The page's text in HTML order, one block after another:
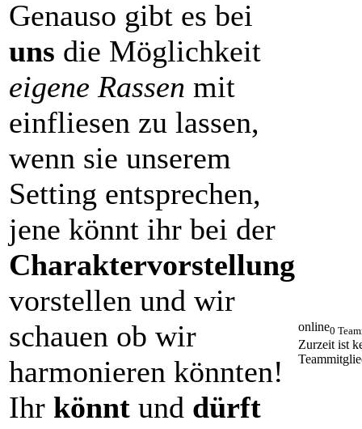
Genauso gibt es bei
uns die Möglichkeit
eigene Rassen mit
einfliesen zu lassen,
wenn sie unserem
Setting entsprechen,
jene könnt ihr bei der
Charaktervorstellung
vorstellen und wir
schauen ob wir
harmonieren könnten!
Ihr könnt und dürft
online0
Zurzeit ist